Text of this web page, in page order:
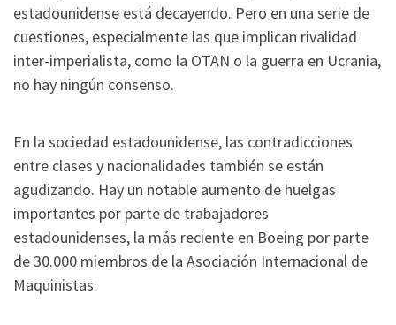
estadounidense está decayendo. Pero en una serie de
cuestiones, especialmente las que implican rivalidad
inter-imperialista, como la OTAN o la guerra en Ucrania,
no hay ningún consenso.
En la sociedad estadounidense, las contradicciones
entre clases y nacionalidades también se están
agudizando. Hay un notable aumento de huelgas
importantes por parte de trabajadores
estadounidenses, la más reciente en Boeing por parte
de 30.000 miembros de la Asociación Internacional de
Maquinistas.